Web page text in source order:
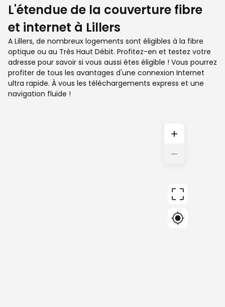
L'étendue de la couverture fibre
et internet à Lillers
A Lillers, de nombreux logements sont éligibles à la fibre
optique ou au Très Haut Débit. Profitez-en et testez votre
adresse pour savoir si vous aussi êtes éligible ! Vous pourrez
profiter de tous les avantages d'une connexion Internet
ultra rapide. À vous les téléchargements express et une
navigation fluide !
+
−